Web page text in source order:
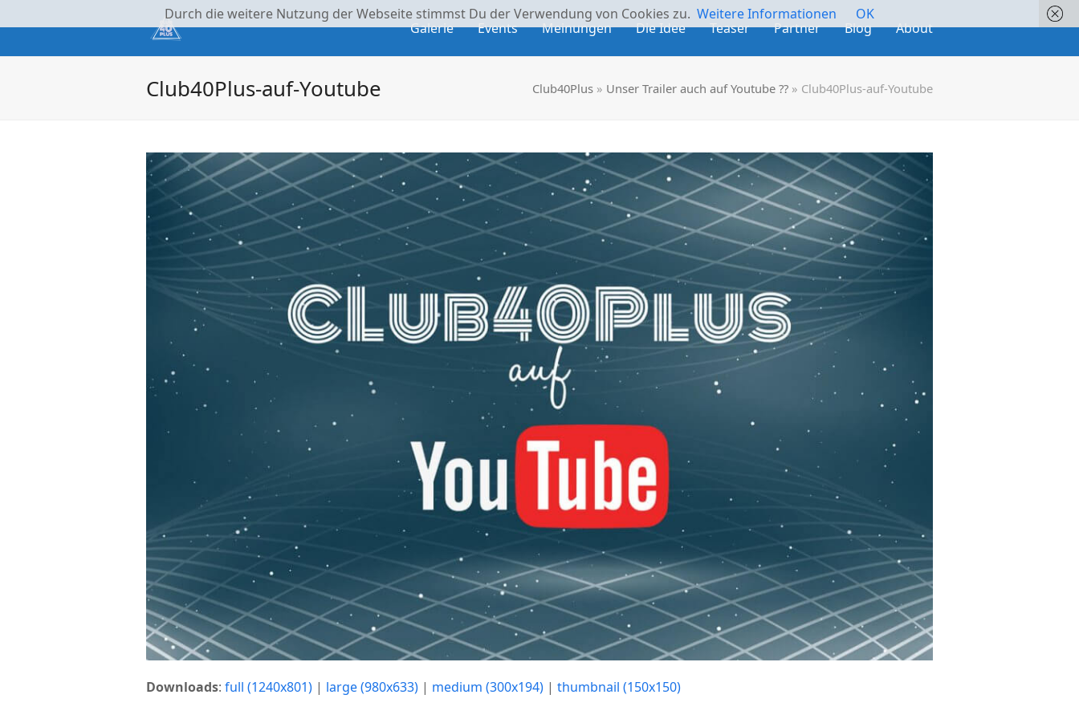
Galerie Events Meinungen Die Idee Teaser Partner Blog About
Club40Plus-auf-Youtube Club40Plus » Unser Trailer auch auf Youtube ?? » Club40Plus-auf-Youtube
Downloads: full (1240x801) | large (980x633) | medium (300x194) | thumbnail (150x150)
Durch die weitere Nutzung der Webseite stimmst Du der Verwendung von Cookies zu. Weitere Informationen OK